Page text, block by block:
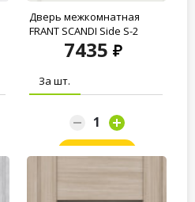
Дверь межкомнатная
FRANT SCANDI Side S-2
White crystal...
7435
За шт.
Заказать